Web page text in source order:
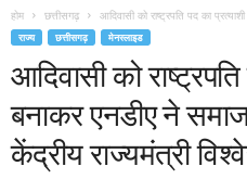
होम छत्तीसगढ़ आदिवासी को राष्ट्रपति पद का
राज्य छत्तीसगढ़ मेनस्लाइड
आदिवासी को
बनाकर एनडीए ने
केंद्रीय राज्यमंत्री